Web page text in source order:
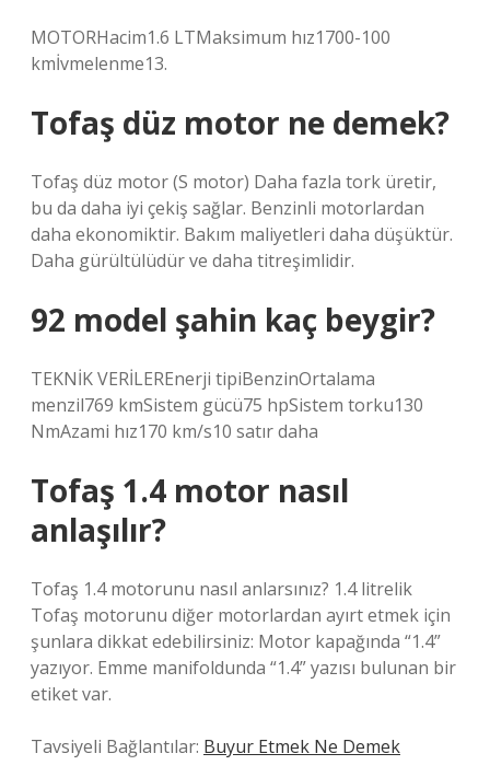
MOTORHacim1.6 LTMaksimum hız1700-100
kmİvmelenme13.
Tofaş düz motor ne demek?
Tofaş düz motor (S motor) Daha fazla tork üretir,
bu da daha iyi çekiş sağlar. Benzinli motorlardan
daha ekonomiktir. Bakım maliyetleri daha düşüktür.
Daha gürültülüdür ve daha titreşimlidir.
92 model şahin kaç beygir?
TEKNİK VERİLEREnerji tipiBenzinOrtalama
menzil769 kmSistem gücü75 hpSistem torku130
NmAzami hız170 km/s10 satır daha
Tofaş 1.4 motor nasıl
anlaşılır?
Tofaş 1.4 motorunu nasıl anlarsınız? 1.4 litrelik
Tofaş motorunu diğer motorlardan ayırt etmek için
şunlara dikkat edebilirsiniz: Motor kapağında “1.4”
yazıyor. Emme manifoldunda “1.4” yazısı bulunan bir
etiket var.
Tavsiyeli Bağlantılar: Buyur Etmek Ne Demek